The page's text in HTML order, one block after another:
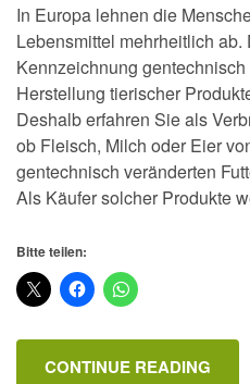
In Europa lehnen die
Lebensmittel mehrheitlich
Kenn­zeichnung
Her­stellung tierischer
Deshalb erfahren Sie als
ob Fleisch, Milch oder Eier
gentech­nisch veränderten
Als Käufer sol­cher Produkte
Bitte teilen:
CONTINUE READING